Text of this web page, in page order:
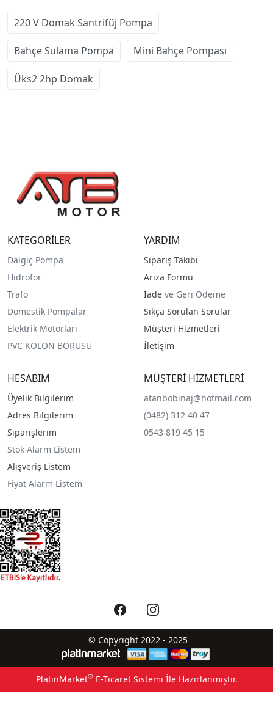
220 V Domak Santrifüj Pompa
Bahçe Sulama Pompa Mini Bahçe Pompası
Üks2 2hp Domak
KATEGORİLER
Dalgıç Pompa
Hidrofor
Trafo
Domestik Pompalar
Elektrik Motorları
PVC KOLON BORUSU
YARDIM
Sipariş Takibi
Arıza Formu
İade ve Geri Ödeme
Sıkça Sorulan Sorular
Müşteri Hizmetleri
İletişim
HESABIM
Üyelik Bilgilerim
Adres Bilgilerim
Siparişlerim
Stok Alarm Listem
Alışveriş Listem
Fiyat Alarm Listem
MÜŞTERİ HİZMETLERİ
atanbobinaj@hotmail.com
(0482) 312 40 47
0543 819 45 15
© Copyright 2022 - 2025
PlatinMarket®E-Ticaret Sistemi İle Hazırlanmıştır.